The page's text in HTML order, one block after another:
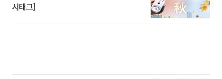
시태그]